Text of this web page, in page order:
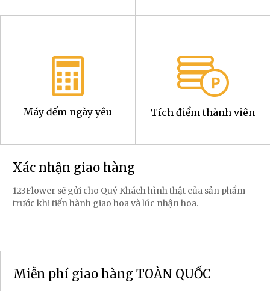
Máy đếm ngày yêu Tích điểm thành viên
Xác nhận giao hàng
123Flower sẽ gửi cho Quý Khách hình thật của sản phẩm
trước khi tiến hành giao hoa và lúc nhận hoa.
Miễn phí giao hàng TOÀN QUỐC